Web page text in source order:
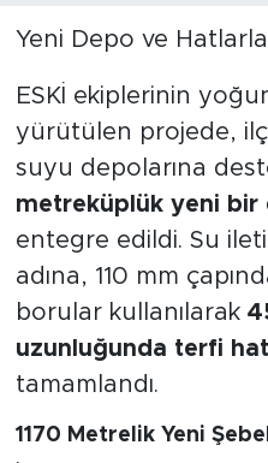
Yeni Depo ve Hatlarla
ESKİ ekiplerinin
yürütülen projede,
suyu depolarına
metreküplük yeni bir
entegre edildi. Su
adına, 110 mm
borular kullanılarak
uzunluğunda terfi
tamamlandı.
1170 Metrelik Yeni